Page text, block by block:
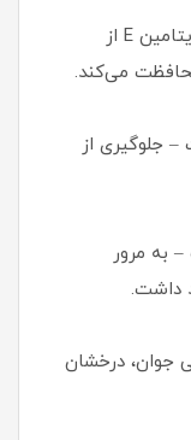
🔹 محافظت در برابر عوامل محیطی – ویتامین E از
جلوگیری از
به مرور
داشت.
جوان، درخشان